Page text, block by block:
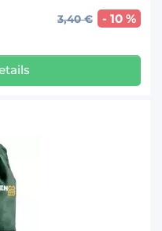
3,40 € - 10 %